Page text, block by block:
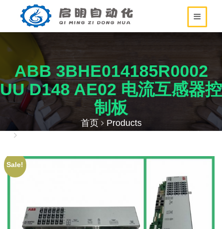
ABB 3BHE014185R0002
UU D148 AE02 电流互感器控
制板
首页
Products
Sale!